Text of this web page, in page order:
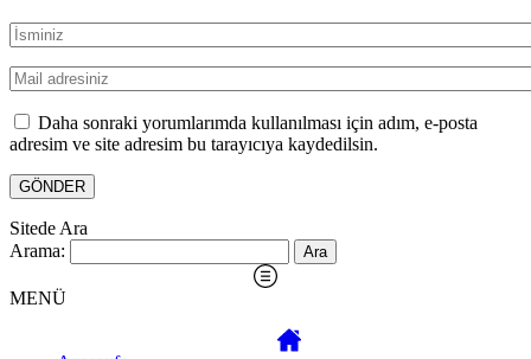
Daha sonraki yorumlarımda kullanılması için adım, e-posta
adresim ve site adresim bu tarayıcıya kaydedilsin.
Sitede Ara
Arama:
MENÜ